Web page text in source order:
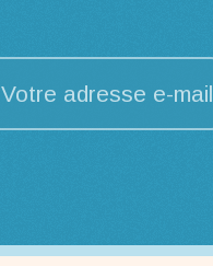
Votre adresse e-mail